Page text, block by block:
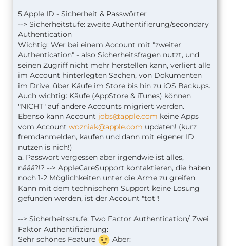
5.Apple ID - Sicherheit & Passwörter
--> Sicherheitstufe: zweite Authentifierung/secondary
Authentication
Wichtig: Wer bei einem Account mit "zweiter
Authentication" - also Sicherheitsfragen nutzt, und
seinen Zugriff nicht mehr herstellen kann, verliert alle
im Account hinterlegten Sachen, von Dokumenten
im Drive, über Käufe im Store bis hin zu iOS Backups.
Auch wichtig: Käufe (AppStore & iTunes) können
"NICHT" auf andere Accounts migriert werden.
Ebenso kann Account jobs@apple.com keine Apps
vom Account wozniak@apple.com updaten! (kurz
fremdanmelden, kaufen und dann mit eigener ID
nutzen is nich!)
a. Passwort vergessen aber irgendwie ist alles,
näää?!? --> AppleCareSupport kontaktieren, die haben
noch 1-2 Möglichkeiten unter die Arme zu greifen.
Kann mit dem technischem Support keine Lösung
gefunden werden, ist der Account "tot"!
--> Sicherheitsstufe: Two Factor Authentication/ Zwei
Faktor Authentifizierung:
Sehr schönes Feature
Aber: